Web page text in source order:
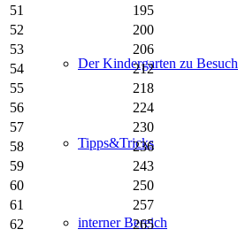
Der Kindergarten zu Besuch
Tipps&Tricks
interner Bereich
51
195
52
200
53
206
54
212
55
218
56
224
57
230
58
236
59
243
60
250
61
257
62
265